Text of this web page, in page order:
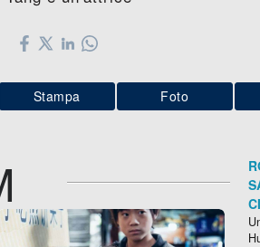
Stampa Foto